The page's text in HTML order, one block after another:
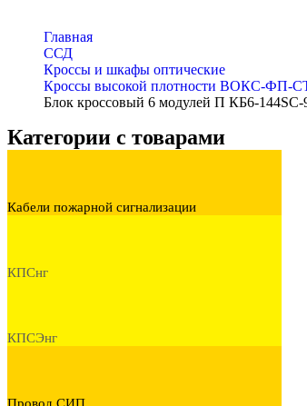
Главная
ССД
Кроссы и шкафы оптические
Кроссы высокой плотности ВОКС-ФП-
Блок кроссовый 6 модулей П КБ6-
Категории с товарами
Кабели пожарной сигнализации
КПСнг
КПСЭнг